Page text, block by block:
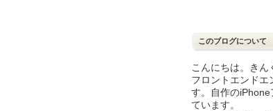
このブログについて
こんにちは。きん
フロントエンドエ
す。自作のiPhone
ています。